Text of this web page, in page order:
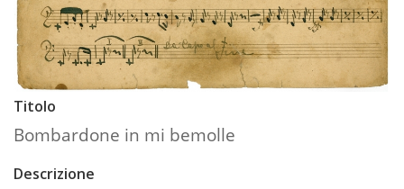
Titolo
Bombardone in mi bemolle
Descrizione